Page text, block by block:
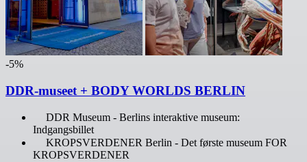
-5%
DDR-museet + BODY WORLDS BERLIN
DDR Museum - Berlins interaktive museum:
Indgangsbillet
KROPSVERDENER Berlin - Det første museum FOR
KROPSVERDENER